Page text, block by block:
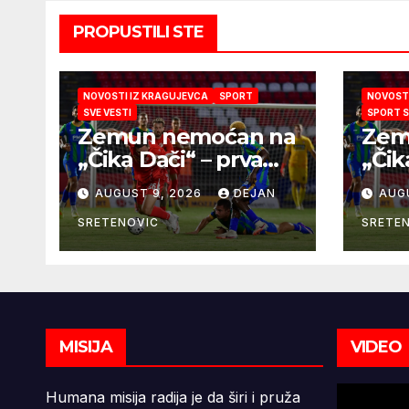
PROPUSTILI STE
NOVOSTI IZ KRAGUJEVCA
SPORT
SVE VESTI
Zemun nemoćan na
„Čika Dači“ – prva
pobeda Radničkog
u drugom mandatu
Feđe Dudića
AUGUST 9, 2026 DEJAN
SRETENOVIC
SPORT
u
MISIJA
Humana misija radija je da širi i pruža
VIDEO